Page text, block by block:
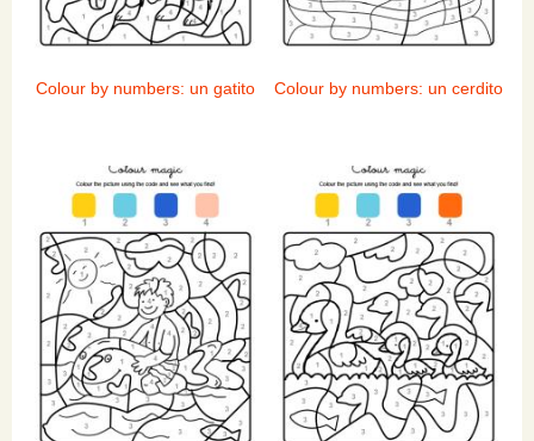
Colour by numbers: un gatito Colour by numbers: un cerdito